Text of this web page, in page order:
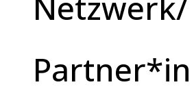
Partner*in